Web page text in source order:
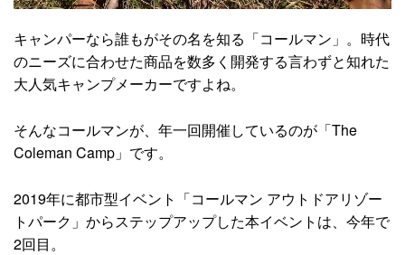
キャンパーなら誰もがその名を知る「コールマン」。時代
のニーズに合わせた商品を数多く開発する言わずと知れた
大人気キャンプメーカーですよね。
そんなコールマンが、年一回開催しているのが「The
Coleman Camp」です。
2019年に都市型イベント「コールマン アウトドアリゾー
トパーク」からステップアップした本イベントは、今年で
2回目。